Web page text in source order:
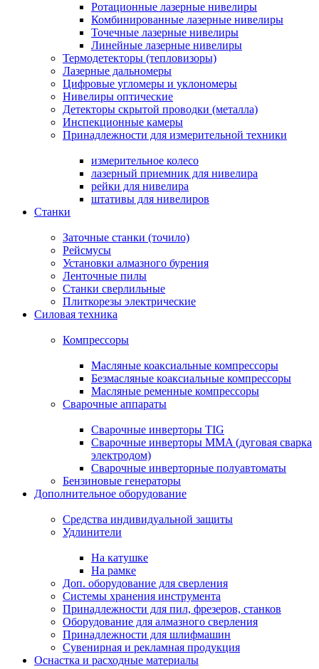
Ротационные лазерные нивелиры
Комбинированные лазерные нивелиры
Точечные лазерные нивелиры
Линейные лазерные нивелиры
Термодетекторы (тепловизоры)
Лазерные дальномеры
Цифровые угломеры и уклономеры
Нивелиры оптические
Детекторы скрытой проводки (металла)
Инспекционные камеры
Принадлежности для измерительной техники
измерительное колесо
лазерный приемник для нивелира
рейки для нивелира
штативы для нивелиров
Станки
Заточные станки (точило)
Рейсмусы
Установки алмазного бурения
Ленточные пилы
Станки сверлильные
Плиткорезы электрические
Силовая техника
Компрессоры
Масляные коаксиальные компрессоры
Безмасляные коаксиальные компрессоры
Масляные ременные компрессоры
Сварочные аппараты
Сварочные инверторы TIG
Сварочные инверторы MMA (дуговая сварка
электродом)
Сварочные инверторные полуавтоматы
Бензиновые генераторы
Дополнительное оборудование
Средства индивидуальной защиты
Удлинители
На катушке
На рамке
Доп. оборудование для сверления
Системы хранения инструмента
Принадлежности для пил, фрезеров, станков
Оборудование для алмазного сверления
Принадлежности для шлифмашин
Сувенирная и рекламная продукция
Оснастка и расходные материалы